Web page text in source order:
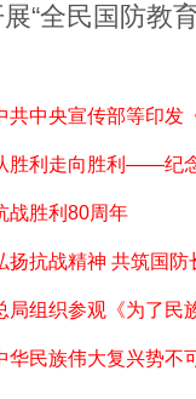
“全民国防教育
共中央宣传部等印发
胜利走向胜利——纪
战胜利80周年
扬抗战精神 共筑国防
局组织参观《为了民
华民族伟大复兴势不